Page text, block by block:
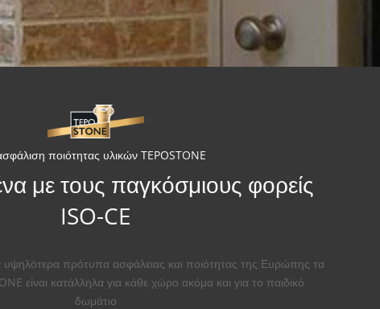
ποιότητας υλικών TEPOSTONE
με τους παγκόσμιους φορείς
ISO-CE
υψηλότερα πρότυπα ασφάλειας και ποιότητας της Ευρώπης τα
είναι κατάλληλα για κάθε χώρο ακόμα και για το παιδικό
δωμάτιο